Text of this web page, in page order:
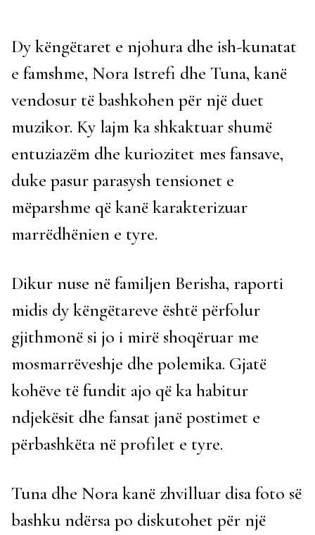
Dy këngëtaret e njohura dhe ish-kunatat
e famshme, Nora Istrefi dhe Tuna, kanë
vendosur të bashkohen për një duet
muzikor. Ky lajm ka shkaktuar shumë
entuziazëm dhe kuriozitet mes fansave,
duke pasur parasysh tensionet e
mëparshme që kanë karakterizuar
marrëdhënien e tyre.
Dikur nuse në familjen Berisha, raporti
midis dy këngëtareve është përfolur
gjithmonë si jo i mirë shoqëruar me
mosmarrëveshje dhe polemika. Gjatë
kohëve të fundit ajo që ka habitur
ndjekësit dhe fansat janë postimet e
përbashkëta në profilet e tyre.
Tuna dhe Nora kanë zhvilluar disa foto së
bashku ndërsa po diskutohet për një